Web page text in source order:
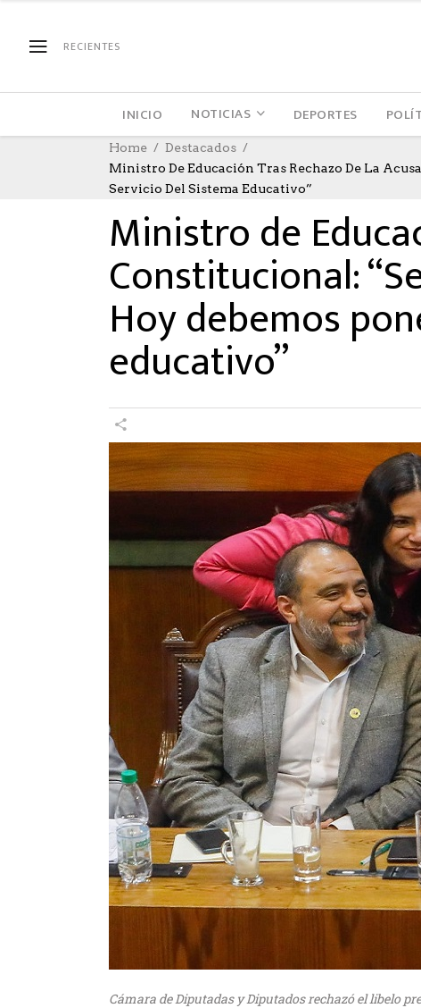
RECIENTES
INICIO NOTICIAS DEPORTES
Home
Destacados
Ministro De Educación Tras Rechazo De La
Servicio Del Sistema Educativo”
DESTACADOS ,EDUCACION,SOCIAL,SOCIAL
Ministro de
Constitucional:
Hoy debemos
educativo”
Cámara de Diputadas y Diputados rechazó el libelo